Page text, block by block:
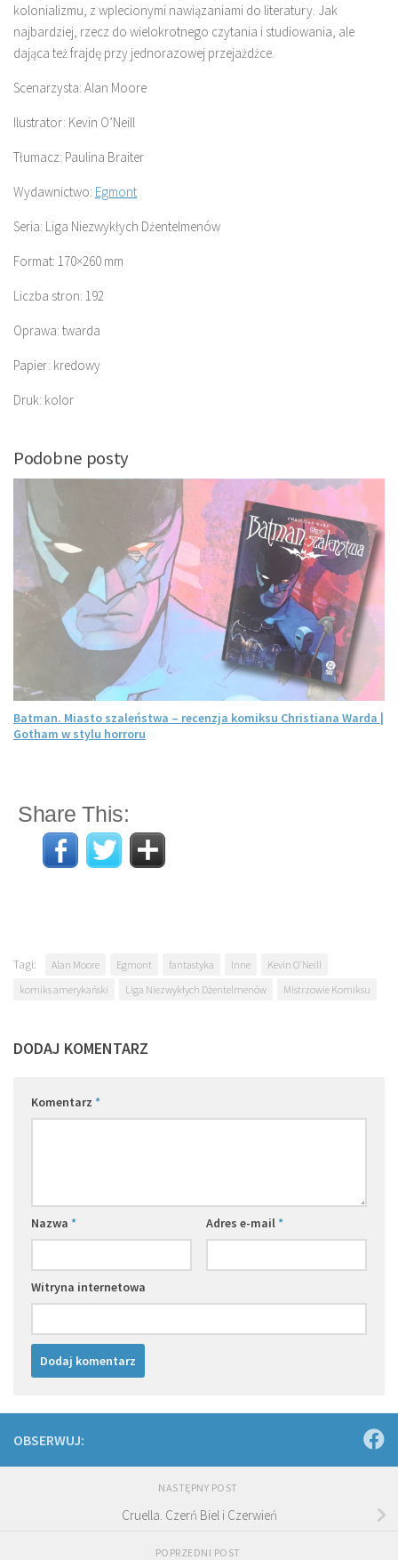
kolonializmu, z wplecionymi nawiązaniami do literatury. Jak
najbardziej, rzecz do wielokrotnego czytania i studiowania, ale
dająca też frajdę przy jednorazowej przejażdżce.
Scenarzysta: Alan Moore
Ilustrator: Kevin O’Neill
Tłumacz: Paulina Braiter
Wydawnictwo: Egmont
Seria: Liga Niezwykłych Dżentelmenów
Format: 170×260 mm
Liczba stron: 192
Oprawa: twarda
Papier: kredowy
Druk: kolor
Podobne posty
Batman. Miasto szaleństwa – recenzja komiksu Christiana Warda |
Gotham w stylu horroru
Share This:
Tagi: Alan Moore Egmont fantastyka Inne
Kevin O'Neill
komiks amerykański
Liga Niezwykłych Dżentelmenów Mistrzowie Komiksu
DODAJ KOMENTARZ
Komentarz *
Nazwa * Adres e-mail*
Witryna internetowa
OBSERWUJ:
NASTĘPNY POST
Cruella. Czerń Biel i Czerwień
POPRZEDNI POST